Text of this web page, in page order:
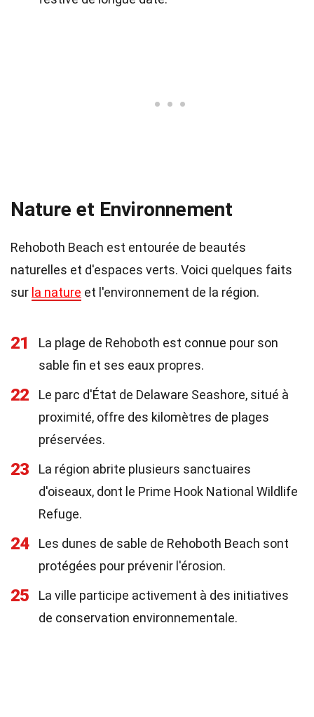
Nature et Environnement
Rehoboth Beach est entourée de beautés
naturelles et d'espaces verts. Voici quelques faits
sur la nature et l'environnement de la région.
21
La plage de Rehoboth est connue pour son
sable fin et ses eaux propres.
22
Le parc d'État de Delaware Seashore, situé à
proximité, offre des kilomètres de plages
préservées.
23
La région abrite plusieurs sanctuaires
d'oiseaux, dont le Prime Hook National Wildlife
Refuge.
24
Les dunes de sable de Rehoboth Beach sont
protégées pour prévenir l'érosion.
25
La ville participe activement à des initiatives
de conservation environnementale.